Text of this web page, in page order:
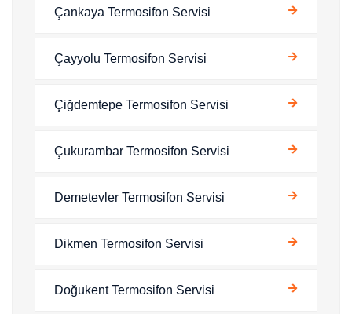
Çankaya Termosifon Servisi
Çayyolu Termosifon Servisi
Çiğdemtepe Termosifon Servisi
Çukurambar Termosifon Servisi
Demetevler Termosifon Servisi
Dikmen Termosifon Servisi
Doğukent Termosifon Servisi